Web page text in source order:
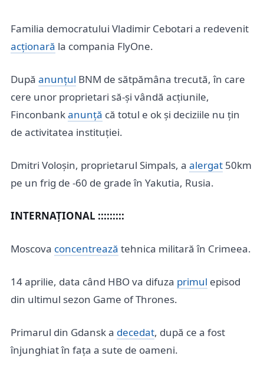
Familia democratului Vladimir Cebotari a redevenit
acționară la compania FlyOne.
După anunțul BNM de sătpămâna trecută, în care
cere unor proprietari să-și vândă acțiunile,
Finconbankanunță că totul e ok și deciziile nu țin
de activitatea instituției.
Dmitri Voloșin, proprietarul Simpals, a alergat 50km
pe un frig de -60 de grade în Yakutia, Rusia.
INTERNAȚIONAL :::::::::
Moscova concentrează tehnica militară în Crimeea.
14 aprilie, data când HBO va difuza primul episod
din ultimul sezon Game of Thrones.
Primarul din Gdansk a decedat, după ce a fost
înjunghiat în fața a sute de oameni.